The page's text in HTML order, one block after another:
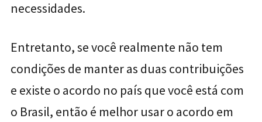
necessidades.
Entretanto, se você realmente não tem
condições de manter as duas contribuições
e existe o acordo no país que você está com
o Brasil, então é melhor usar o acordo em